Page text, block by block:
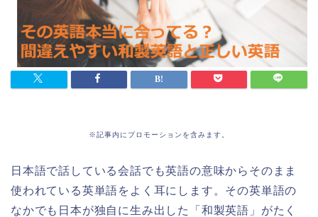
※記事内にプロモーションを含みます。
日本語で話している会話でも英語の意味からそのまま
使われている英単語をよく耳にします。その英単語の
なかでも日本が独自に生み出した「和製英語」がたく